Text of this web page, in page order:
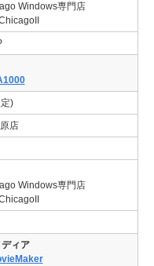
Windows専門店
)
店
Windows専門店
ィア